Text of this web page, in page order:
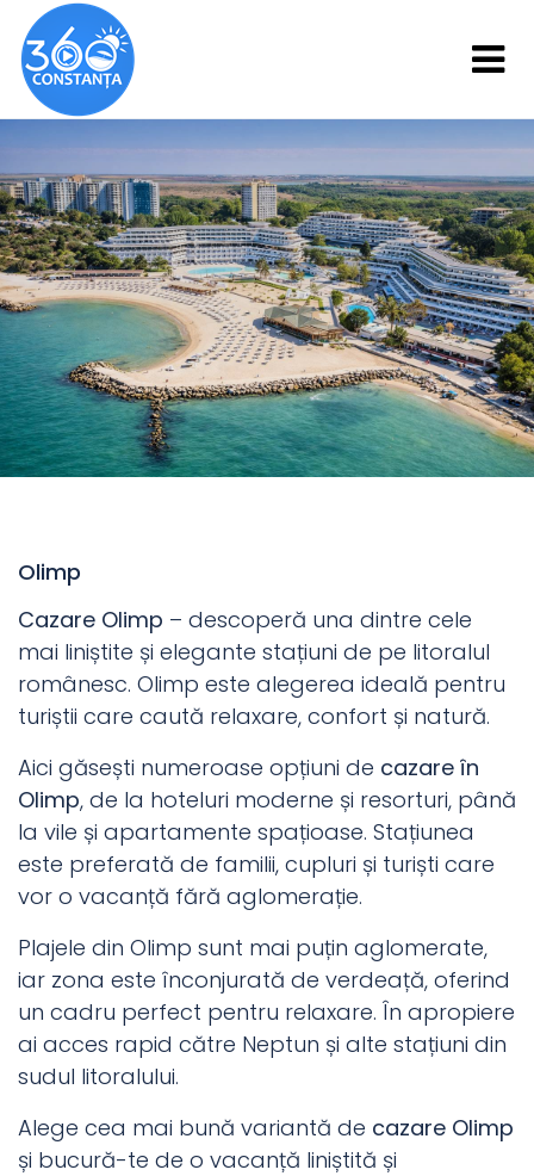
Olimp
Cazare Olimp – descoperă una dintre cele
mai liniștite și elegante stațiuni de pe litoralul
românesc. Olimp este alegerea ideală pentru
turiștii care caută relaxare, confort și natură.
Aici găsești numeroase opțiuni de cazare în
Olimp, de la hoteluri moderne și resorturi, până
la vile și apartamente spațioase. Stațiunea
este preferată de familii, cupluri și turiști care
vor o vacanță fără aglomerație.
Plajele din Olimp sunt mai puțin aglomerate,
iar zona este înconjurată de verdeață, oferind
un cadru perfect pentru relaxare. În apropiere
ai acces rapid către Neptun și alte stațiuni din
sudul litoralului.
Alege cea mai bună variantă de cazare Olimp
și bucură-te de o vacanță liniștită și